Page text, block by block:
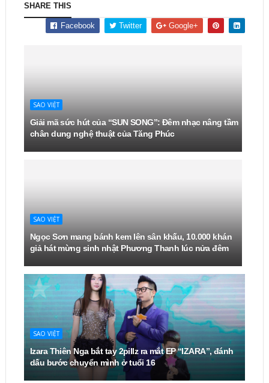
SHARE THIS
Facebook Twitter Google+
SAO VIỆT
Giải mã sức hút của “SUN SONG”: Đêm nhạc nâng tầm
chân dung nghệ thuật của Tăng Phúc
SAO VIỆT
Ngọc Sơn mang bánh kem lên sân khấu, 10.000 khán
giả hát mừng sinh nhật Phương Thanh lúc nửa đêm
SAO VIỆT
Izara Thiên Nga bắt tay 2pillz ra mắt EP “IZARA”, đánh
dấu bước chuyển mình ở tuổi 16